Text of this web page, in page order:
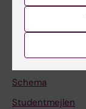
Schema
Studentmejlen